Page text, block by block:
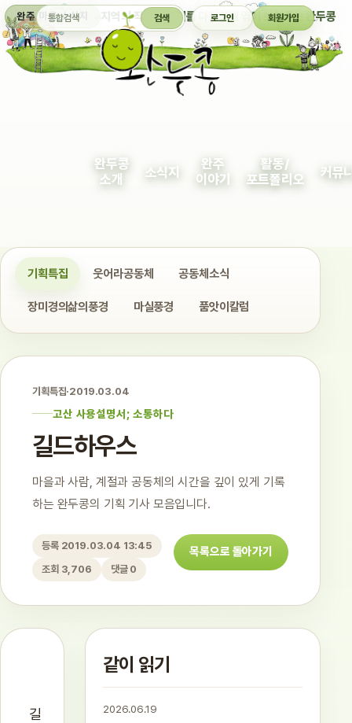
완주 마을 소식지 지역의 작은 이야기를 다정하게 엮어 보여주는 완두콩
통합검색 검색 로그인 회원가입
완두콩
소개
소식지
완주
이야기
활동/
포트폴리오
커뮤
기획특집 웃어라공동체 공동체소식
장미경의삶의풍경 마실풍경 품앗이칼럼
기획특집·2019.03.04
고산 사용설명서; 소통하다
길드하우스
마을과 사람, 계절과 공동체의 시간을 깊이 있게 기록
하는 완두콩의 기획 기사 모음입니다.
등록 2019.03.04 13:45
조회 3,706
댓글 0
목록으로 돌아가기
길
같이 읽기
2026.06.19